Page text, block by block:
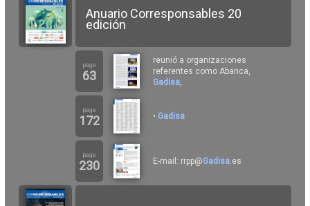
Anuario Corresponsables 20
edición
page
63
reunió a organizaciones
referentes como Abanca,
Gadisa,
page
172 • Gadisa
page
230 E-mail: rrpp@Gadisa.es